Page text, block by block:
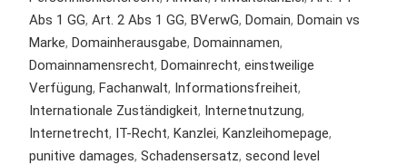
Abs 1 GG, Art. 2 Abs 1 GG, BVerwG, Domain, Domain vs
Marke, Domainherausgabe, Domainnamen,
Domainnamensrecht, Domainrecht, einstweilige
Verfügung, Fachanwalt, Informationsfreiheit,
Internationale Zuständigkeit, Internetnutzung,
Internetrecht, IT-Recht, Kanzlei, Kanzleihomepage,
punitive damages, Schadensersatz, second level